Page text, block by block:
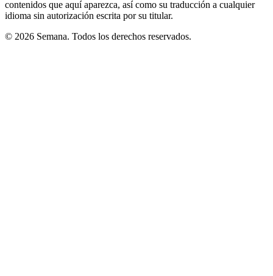
contenidos que aquí aparezca, así como su traducción a cualquier
idioma sin autorización escrita por su titular.
© 2026 Semana. Todos los derechos reservados.